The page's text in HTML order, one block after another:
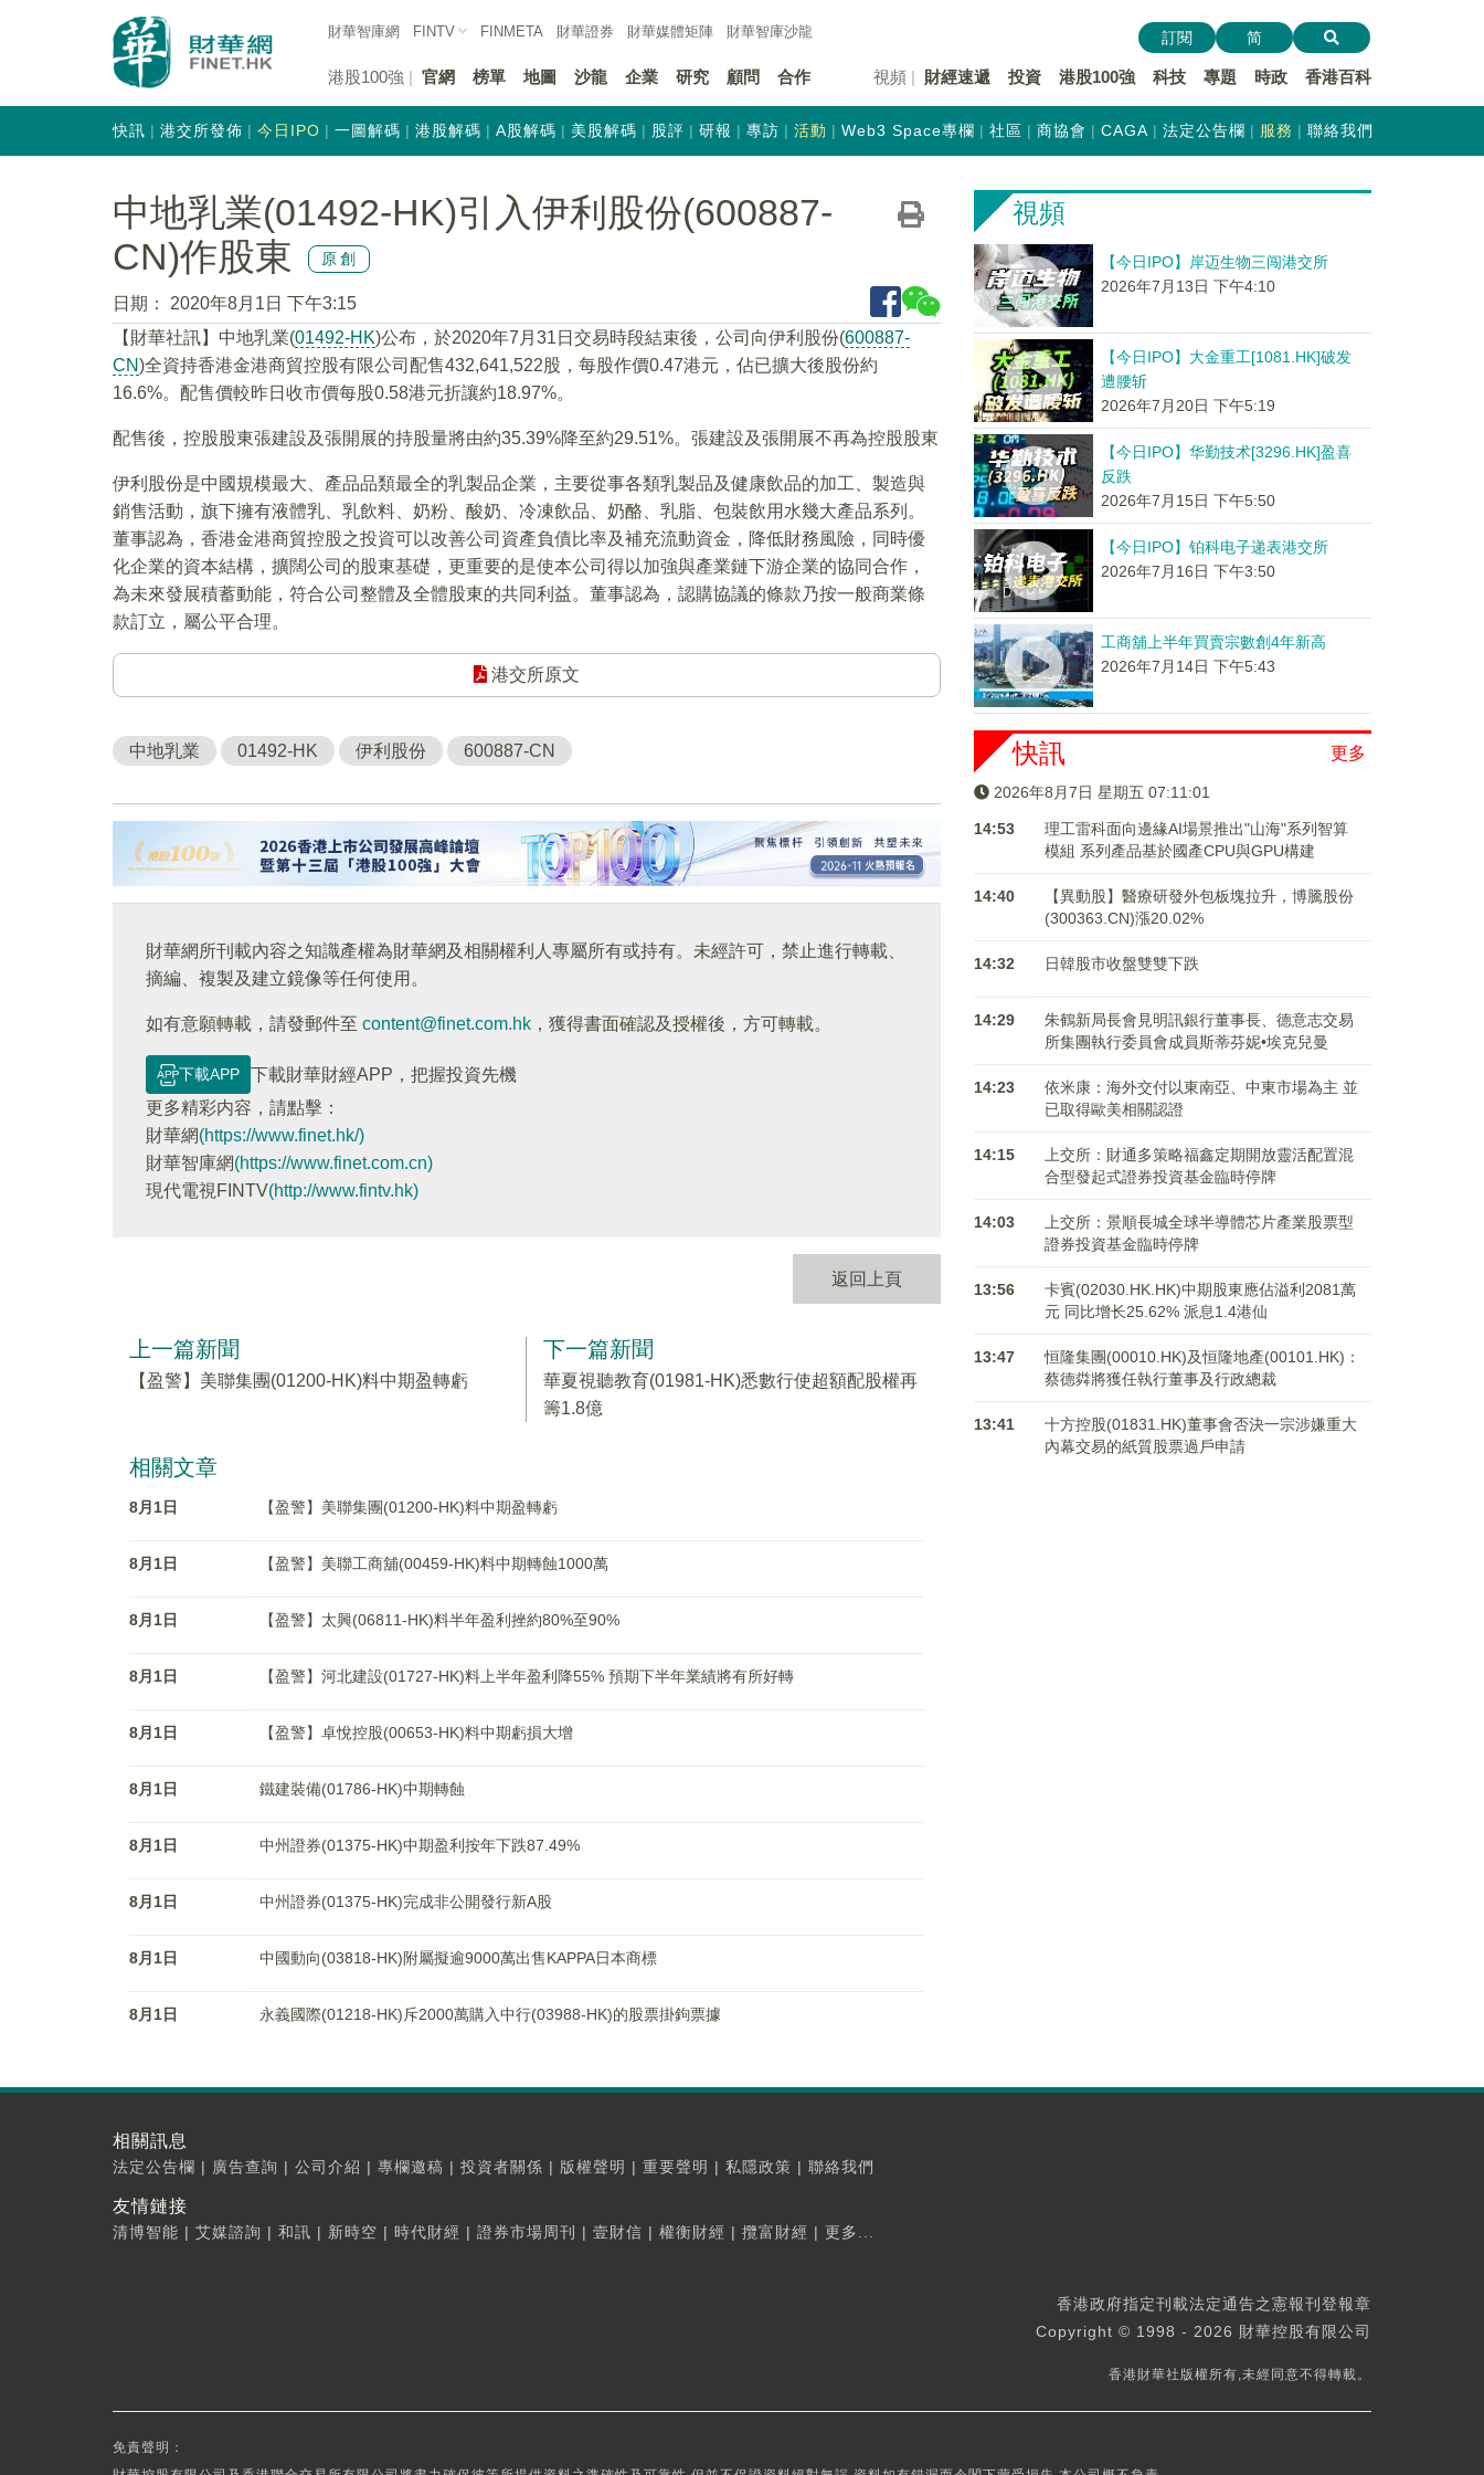
財華智庫網 FINTV FINMETA 財華證券 財華媒體矩陣 財華智庫沙龍
港股100強 官網 榜單 地圖 沙龍 企業 研究 顧問 合作 視頻 財經速遞 投資 港股100強 科技 專題 時政 香港百科
訂閱 简
快訊 港交所發佈 今日IPO 一圖解碼 港股解碼 A股解碼 美股解碼 股評 研報 專訪 活動 Web3 Space專欄 社區 商協會 CAGA 法定公告欄 服務 聯絡我們
中地乳業(01492-HK)引入伊利股份(600887-
CN)作股東
原創
日期：
2020年8月1日 下午3:15
【財華社訊】中地乳業(01492-HK)公布，於2020年7月31日交易時段結束後，公司向伊利股份(600887-
CN)全資持香港金港商貿控股有限公司配售432,641,522股，每股作價0.47港元，佔已擴大後股份約
16.6%。配售價較昨日收市價每股0.58港元折讓約18.97%。
配售後，控股股東張建設及張開展的持股量將由約35.39%降至約29.51%。張建設及張開展不再為控股股東
伊利股份是中國規模最大、產品品類最全的乳製品企業，主要從事各類乳製品及健康飲品的加工、製造與
銷售活動，旗下擁有液體乳、乳飲料、奶粉、酸奶、冷凍飲品、奶酪、乳脂、包裝飲用水幾大產品系列。
董事認為，香港金港商貿控股之投資可以改善公司資產負債比率及補充流動資金，降低財務風險，同時優
化企業的資本結構，擴闊公司的股東基礎，更重要的是使本公司得以加強與產業鏈下游企業的協同合作，
為未來發展積蓄動能，符合公司整體及全體股東的共同利益。董事認為，認購協議的條款乃按一般商業條
款訂立，屬公平合理。
港交所原文
中地乳業 01492-HK 伊利股份 600887-CN
財華網所刊載內容之知識產權為財華網及相關權利人專屬所有或持有。未經許可，禁止進行轉載、
摘編、複製及建立鏡像等任何使用。
如有意願轉載，請發郵件至 content@finet.com.hk ，獲得書面確認及授權後，方可轉載。
下載APP
下載財華財經APP，把握投資先機
更多精彩内容，請點擊：
財華網(https://www.finet.hk/)
財華智庫網(https://www.finet.com.cn)
現代電視FINTV(http://www.fintv.hk)
返回上頁
上一篇新聞
【盈警】美聯集團(01200-HK)料中期盈轉虧
下一篇新聞
華夏視聽教育(01981-HK)悉數行使超額配股權再
籌1.8億
相關文章
8月1日 【盈警】美聯集團(01200-HK)料中期盈轉虧
8月1日 【盈警】美聯工商舖(00459-HK)料中期轉蝕1000萬
8月1日 【盈警】太興(06811-HK)料半年盈利挫約80%至90%
8月1日 【盈警】河北建設(01727-HK)料上半年盈利降55% 預期下半年業績將有所好轉
8月1日 【盈警】卓悅控股(00653-HK)料中期虧損大增
8月1日 鐵建裝備(01786-HK)中期轉蝕
8月1日 中州證券(01375-HK)中期盈利按年下跌87.49%
8月1日 中州證券(01375-HK)完成非公開發行新A股
8月1日 中國動向(03818-HK)附屬擬逾9000萬出售KAPPA日本商標
8月1日 永義國際(01218-HK)斥2000萬購入中行(03988-HK)的股票掛鉤票據
視頻
【今日IPO】岸迈生物三闯港交所
2026年7月13日 下午4:10
【今日IPO】大金重工[1081.HK]破发
遭腰斩
2026年7月20日 下午5:19
【今日IPO】华勤技术[3296.HK]盈喜
反跌
2026年7月15日 下午5:50
【今日IPO】铂科电子递表港交所
2026年7月16日 下午3:50
工商舖上半年買賣宗數創4年新高
2026年7月14日 下午5:43
更多
快訊
2026年8月7日 星期五 07:11:01
14:53
理工雷科面向邊緣AI場景推出"山海"系列智算
模組 系列產品基於國產CPU與GPU構建
14:40
【異動股】醫療研發外包板塊拉升，博騰股份
(300363.CN)漲20.02%
14:32 日韓股市收盤雙雙下跌
14:29
朱鶴新局長會見明訊銀行董事長、德意志交易
所集團執行委員會成員斯蒂芬妮•埃克兒曼
14:23
依米康：海外交付以東南亞、中東市場為主 並
已取得歐美相關認證
14:15
上交所：財通多策略福鑫定期開放靈活配置混
合型發起式證券投資基金臨時停牌
14:03
上交所：景順長城全球半導體芯片產業股票型
證券投資基金臨時停牌
13:56
卡賓(02030.HK.HK)中期股東應佔溢利2081萬
元 同比增长25.62% 派息1.4港仙
13:47
恒隆集團(00010.HK)及恒隆地產(00101.HK)：
蔡德粦將獲任執行董事及行政總裁
13:41
十方控股(01831.HK)董事會否決一宗涉嫌重大
內幕交易的紙質股票過戶申請
相關訊息
法定公告欄 | 廣告查詢 | 公司介紹 | 專欄邀稿 | 投資者關係 | 版權聲明 | 重要聲明 | 私隱政策 | 聯絡我們
友情鏈接
清博智能 | 艾媒諮詢 | 和訊 | 新時空 | 時代財經 | 證券市場周刊 | 壹財信 | 權衡財經 | 攬富財經 | 更多...
香港政府指定刊載法定通告之憲報刊登報章
Copyright © 1998 - 2026 財華控股有限公司
香港財華社版權所有,未經同意不得轉載。
免責聲明：